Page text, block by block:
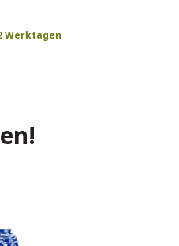
Werktagen